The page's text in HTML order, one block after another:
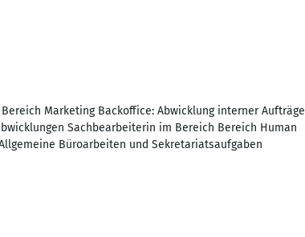
Marketing Backoffice: Abwicklung interner Aufträge
Sachbearbeiterin im Bereich Bereich Human
Büroarbeiten und Sekretariatsaufgaben